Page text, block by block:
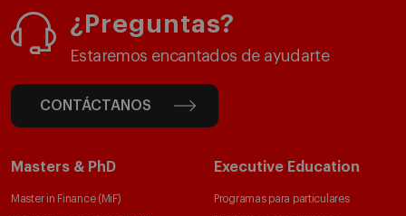
¿Preguntas?
Estaremos encantados de ayudarte
CONTÁCTANOS
Masters & PhD
Master in Finance (MiF)
Executive Education
Programas para particulares